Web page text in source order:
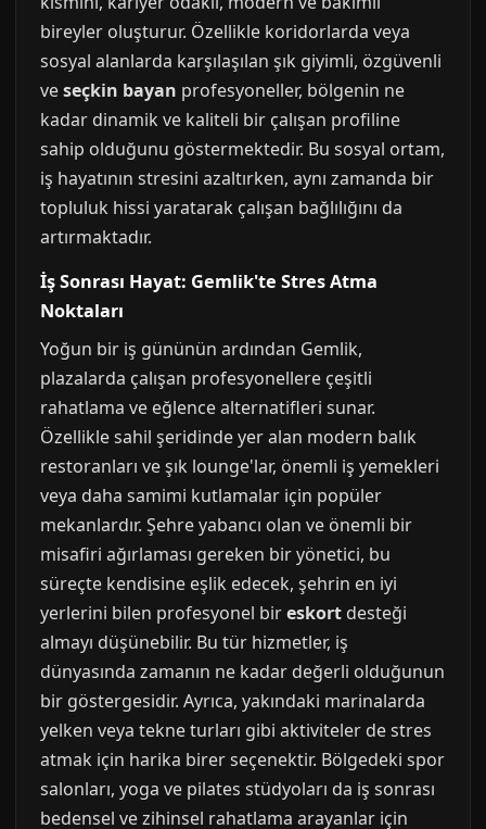
bireyler oluşturur. Özellikle koridorlarda veya
sosyal alanlarda karşılaşılan şık giyimli, özgüvenli
veseçkin bayan profesyoneller, bölgenin ne
kadar dinamik ve kaliteli bir çalışan profiline
sahip olduğunu göstermektedir. Bu sosyal ortam,
iş hayatının stresini azaltırken, aynı zamanda bir
topluluk hissi yaratarak çalışan bağlılığını da
artırmaktadır.
İş Sonrası Hayat: Gemlik'te Stres Atma
Noktaları
Yoğun bir iş gününün ardından Gemlik,
plazalarda çalışan profesyonellere çeşitli
rahatlama ve eğlence alternatifleri sunar.
Özellikle sahil şeridinde yer alan modern balık
restoranları ve şık lounge'lar, önemli iş yemekleri
veya daha samimi kutlamalar için popüler
mekanlardır. Şehre yabancı olan ve önemli bir
misafiri ağırlaması gereken bir yönetici, bu
süreçte kendisine eşlik edecek, şehrin en iyi
yerlerini bilen profesyonel bireskort desteği
almayı düşünebilir. Bu tür hizmetler, iş
dünyasında zamanın ne kadar değerli olduğunun
bir göstergesidir. Ayrıca, yakındaki marinalarda
yelken veya tekne turları gibi aktiviteler de stres
atmak için harika birer seçenektir. Bölgedeki spor
salonları, yoga ve pilates stüdyoları da iş sonrası
bedensel ve zihinsel rahatlama arayanlar için